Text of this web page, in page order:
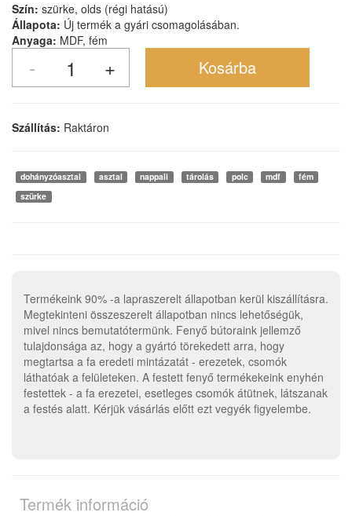
Szín: szürke, olds (régi hatású)
Állapota: Új termék a gyári csomagolásában.
Anyaga: MDF, fém
Szállítás: Raktáron
dohányzóasztal asztal nappali tárolás polc mdf
fém
szürke
Termékeink 90% -a lapraszerelt állapotban kerül kiszállításra.
Megtekinteni összeszerelt állapotban nincs lehetőségük,
mivel nincs bemutatótermünk. Fenyő bútoraink jellemző
tulajdonsága az, hogy a gyártó törekedett arra, hogy
megtartsa a fa eredeti mintázatát - erezetek, csomók
láthatóak a felületeken. A festett fenyő termékekeink enyhén
festettek - a fa erezetei, esetleges csomók átütnek, látszanak
a festés alatt. Kérjük vásárlás előtt ezt vegyék figyelembe.
Termék információ